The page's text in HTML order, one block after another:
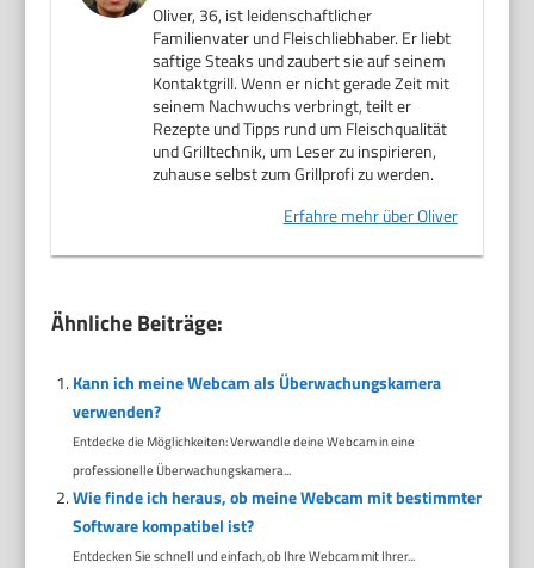
Oliver, 36, ist leidenschaftlicher
Familienvater und Fleischliebhaber. Er liebt
saftige Steaks und zaubert sie auf seinem
Kontaktgrill. Wenn er nicht gerade Zeit mit
seinem Nachwuchs verbringt, teilt er
Rezepte und Tipps rund um Fleischqualität
und Grilltechnik, um Leser zu inspirieren,
zuhause selbst zum Grillprofi zu werden.
Erfahre mehr über Oliver
Ähnliche Beiträge:
Kann ich meine Webcam als Überwachungskamera
verwenden?
Entdecke die Möglichkeiten: Verwandle deine Webcam in eine
professionelle Überwachungskamera...
Wie finde ich heraus, ob meine Webcam mit bestimmter
Software kompatibel ist?
Entdecken Sie schnell und einfach, ob Ihre Webcam mit Ihrer...